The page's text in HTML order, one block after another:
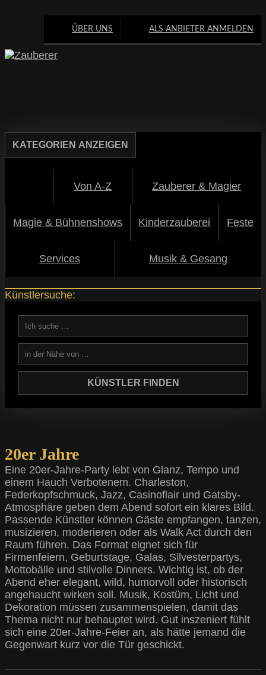
ÜBER UNS ALS ANBIETER ANMELDEN
KATEGORIEN ANZEIGEN
Von A-Z Zauberer & Magier
Magie & Bühnenshows Kinderzauberei Feste
Services Musik & Gesang
Künstlersuche:
20er Jahre
Eine 20er-Jahre-Party lebt von Glanz, Tempo und
einem Hauch Verbotenem. Charleston,
Federkopfschmuck, Jazz, Casinoflair und Gatsby-
Atmosphäre geben dem Abend sofort ein klares Bild.
Passende Künstler können Gäste empfangen, tanzen,
musizieren, moderieren oder als Walk Act durch den
Raum führen. Das Format eignet sich für
Firmenfeiern, Geburtstage, Galas, Silvesterpartys,
Mottobälle und stilvolle Dinners. Wichtig ist, ob der
Abend eher elegant, wild, humorvoll oder historisch
angehaucht wirken soll. Musik, Kostüm, Licht und
Dekoration müssen zusammenspielen, damit das
Thema nicht nur behauptet wird. Gut inszeniert fühlt
sich eine 20er-Jahre-Feier an, als hätte jemand die
Gegenwart kurz vor die Tür geschickt.